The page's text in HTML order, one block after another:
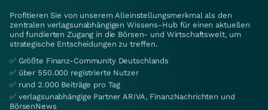
Profitieren Sie von unserem Alleinstellungsmerkmal als den
zentralen verlagsunabhängigen Wissens-Hub für einen aktuellen
und fundierten Zugang in die Börsen- und Wirtschaftswelt, um
strategische Entscheidungen zu treffen.
✅ Größte Finanz-Community Deutschlands
✅ über 550.000 registrierte Nutzer
✅ rund 2.000 Beiträge pro Tag
✅ verlagsunabhängige Partner ARIVA, FinanzNachrichten und
BörsenNews